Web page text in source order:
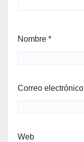
Nombre *
Correo electrónico
Web